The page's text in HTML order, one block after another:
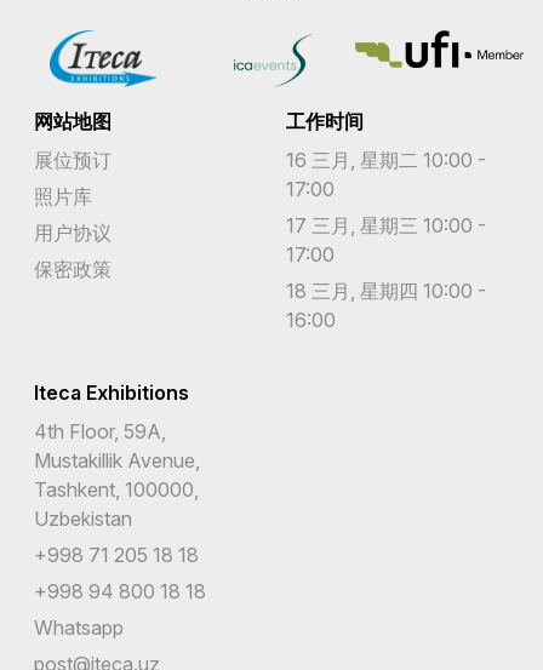
网站地图
展位预订
照片库
用户协议
保密政策
工作时间
16 三月, 星期二 10:00 -
17:00
17 三月, 星期三 10:00 -
17:00
18 三月, 星期四 10:00 -
16:00
Iteca Exhibitions
4th Floor, 59A,
Mustakillik Avenue,
Tashkent, 100000,
Uzbekistan
+998 71 205 18 18
+998 94 800 18 18
Whatsapp
post@iteca.uz